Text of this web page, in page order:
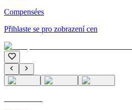
Compensées
Přihlaste se pro zobrazení cen